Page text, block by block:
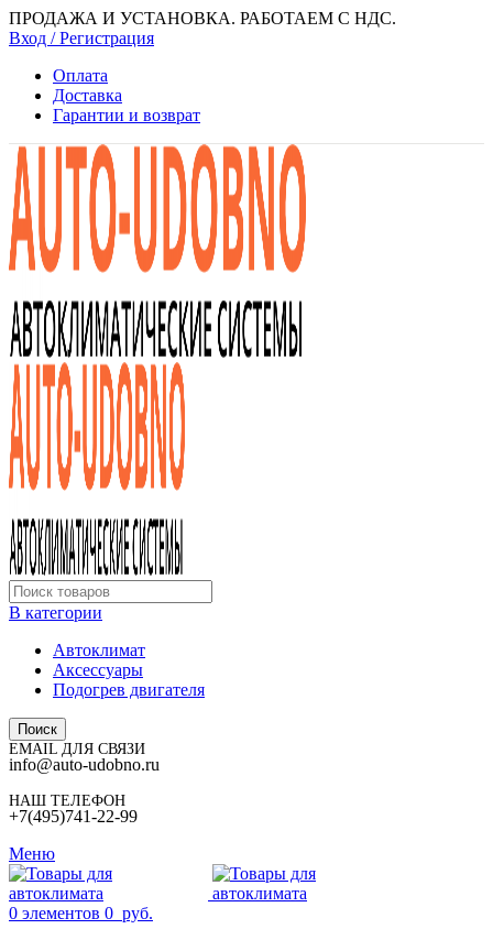
ПРОДАЖА И УСТАНОВКА. РАБОТАЕМ С НДС.
Вход / Регистрация
Оплата
Доставка
Гарантии и возврат
В категории
Автоклимат
Аксессуары
Подогрев двигателя
Поиск
EMAIL ДЛЯ СВЯЗИ
info@auto-udobno.ru
НАШ ТЕЛЕФОН
+7(495)741-22-99
Меню
0 элементов 0 руб.